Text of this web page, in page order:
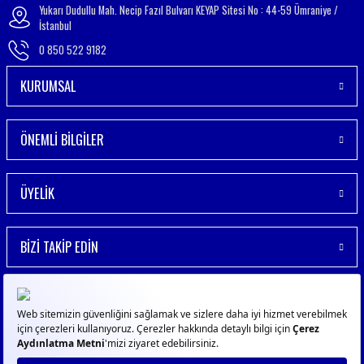
Yukarı Dudullu Mah. Necip Fazıl Bulvarı KEYAP Sitesi No : 44-59 Ümraniye /
İstanbul
0 850 522 9182
KURUMSAL
ÖNEMLİ BİLGİLER
ÜYELİK
BİZİ TAKİP EDİN